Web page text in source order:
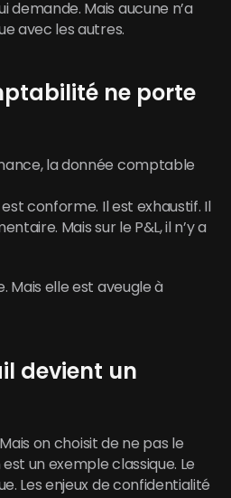
demande. Mais aucune n’a
avec les autres.
ne porte
la donnée comptable
conforme. Il est exhaustif. Il
Mais sur le P&L, il n’y a
Mais elle est aveugle à
devient un
on choisit de ne pas le
un exemple classique. Le
Les enjeux de confidentialité